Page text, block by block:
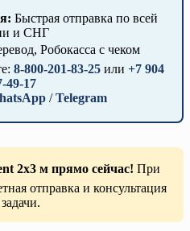
Быстрая отправка по всей
и СНГ
Робокасса с чеком
8-800-201-83-25 или +7 904
49-17
/Telegram
2х3 м прямо сейчас! При
отправка и консультация